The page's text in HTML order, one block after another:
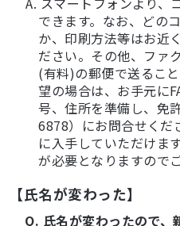
できます。なお、どの
か、印刷方法等はお近
ださい。その他、ファ
(有料)の郵便で送るこ
望の場合は、お手元に
号、住所を準備し、免
6878）にお問合せくだ
に入手していただけま
が必要となりますので
【氏名が変わった】
Q. 氏名が変わったので、